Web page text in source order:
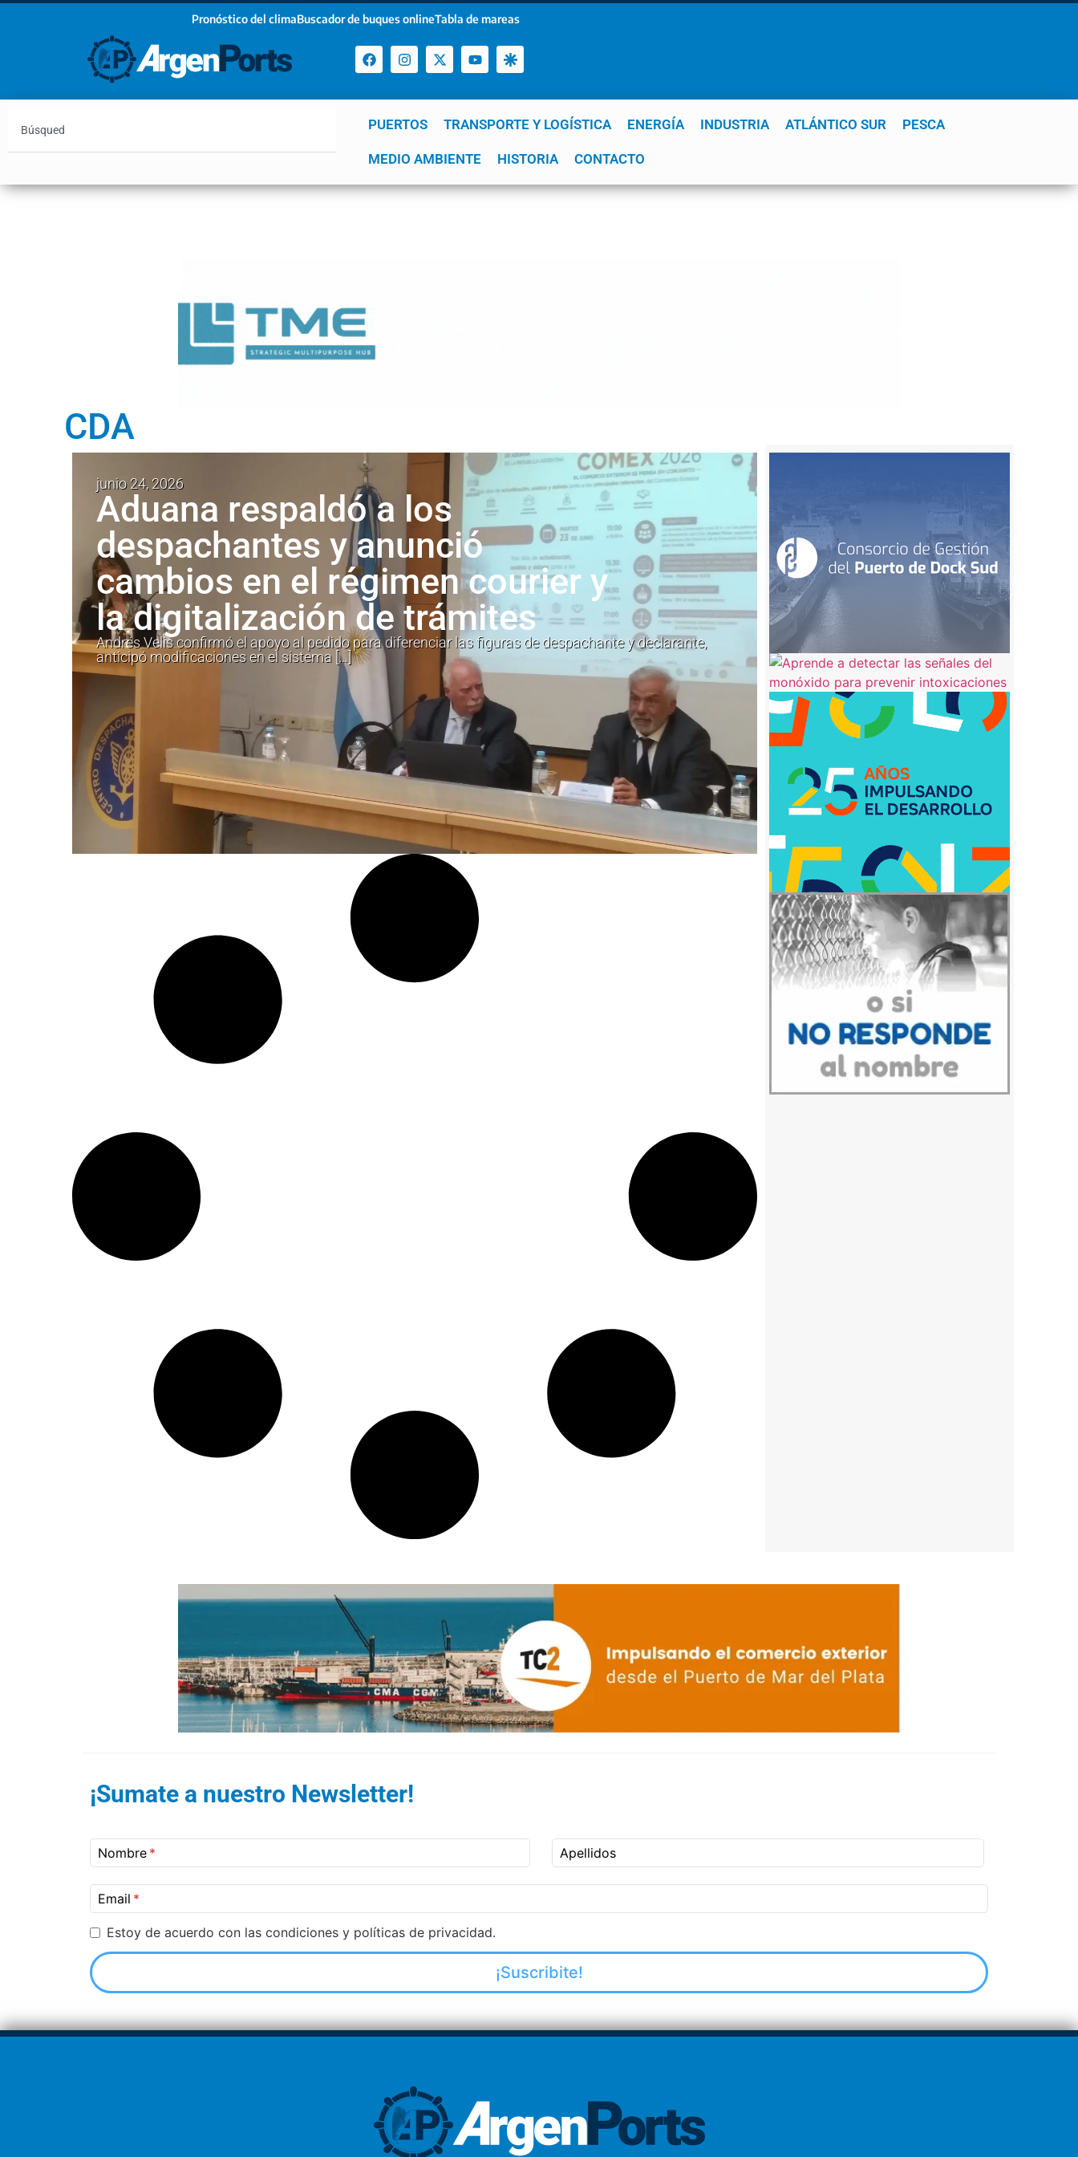
Pronóstico del climaBuscador de buques onlineTabla de mareas
PUERTOS TRANSPORTE Y LOGÍSTICA ENERGÍA INDUSTRIA ATLÁNTICO SUR PESCA
MEDIO AMBIENTE HISTORIA CONTACTO
YPF GNL Mar del Plata Patagonia Quequén
CDA
junio 24, 2026
Aduana respaldó a los
despachantes y anunció
cambios en el régimen courier y
la digitalización de trámites
Andrés Velis confirmó el apoyo al pedido para diferenciar las figuras de despachante y declarante,
anticipó modificaciones en el sistema […]
¡Sumate a nuestro Newsletter!
Nombre Apellidos
Email
Estoy de acuerdo con las condiciones y políticas de privacidad.
¡Sumate a nuestro Newsletter!
Email
Estoy de acuerdo con las condiciones y políticas de